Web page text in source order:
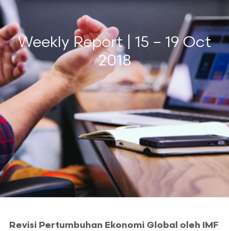
Weekly Report | 15 – 19 Oct
2018
Revisi Pertumbuhan Ekonomi Global oleh IMF